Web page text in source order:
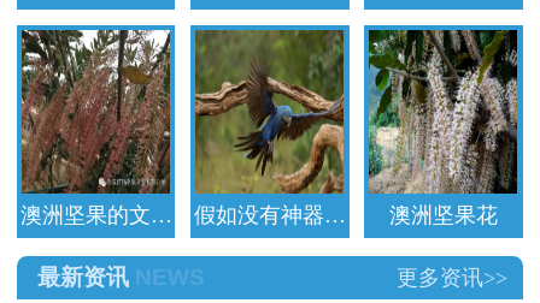
澳洲坚果的文… 假如没有神器… 澳洲坚果花
最新资讯 NEWS 更多资讯>>